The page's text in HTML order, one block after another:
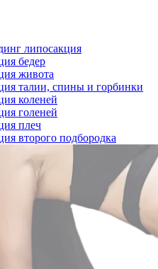
липосакция
бедер
живота
талии, спины и горбинки
коленей
голеней
плеч
второго подбородка